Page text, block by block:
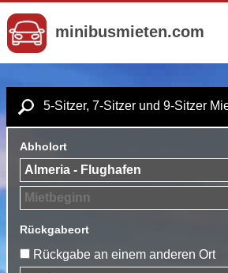
minibusmieten.com
5-Sitzer, 7-Sitzer und 9-Sitzer
Abholort
Rückgabeort
Rückgabe an einem anderen Ort